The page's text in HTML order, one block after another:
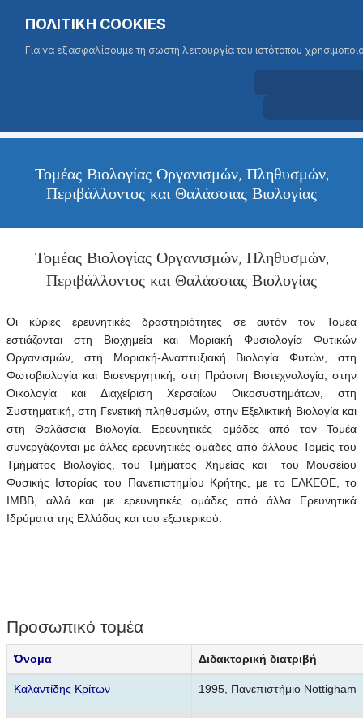
Αυτός
προσβασιμότητας.
Τομέας Βιολογίας Οργανισμών, Πληθυσμών,
Περιβάλλοντος και Θαλάσσιας Βιολογίας
Τομέας Βιολογίας Οργανισμών, Πληθυσμών,
Περιβάλλοντος και Θαλάσσιας Βιολογίας
Οι κύριες ερευνητικές δραστηριότητες σε αυτόν τον Τομέα
εστιάζονται στη Βιοχημεία και Μοριακή Φυσιολογία Φυτικών
Οργανισμών, στη Μοριακή-Αναπτυξιακή Βιολογία Φυτών, στη
Φωτοβιολογία και Βιοενεργητική, στη Πράσινη Βιοτεχνολογία, στην
Οικολογία και Διαχείριση Χερσαίων Οικοσυστημάτων, στη
Συστηματική, στη Γενετική πληθυσμών, στην Εξελικτική Βιολογία και
στη Θαλάσσια Βιολογία. Ερευνητικές ομάδες από τον Τομέα
συνεργάζονται με άλλες ερευνητικές ομάδες από άλλους Τομείς του
Τμήματος Βιολογίας, του Τμήματος Χημείας και του Μουσείου
Φυσικής Ιστορίας του Πανεπιστημίου Κρήτης, με το ΕΛΚΕΘΕ, το
ΙΜΒΒ, αλλά και με ερευνητικές ομάδες από άλλα Ερευνητικά
Ιδρύματα της Ελλάδας και του εξωτερικού.
Προσωπικό τομέα
Όνομα Διδακτορική διατριβή
Καλαντίδης Κρίτων 1995, Πανεπιστήμιο Nottigham
ΠΟΛΙΤΙΚΗ COOKIES
Για να εξασφαλίσουμε τη σωστή λειτουργία του ιστότοπου